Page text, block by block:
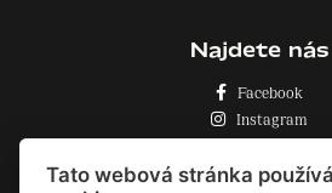
Najdete nás
Facebook
Instagram
Zásady o používání
Tato webová stránka